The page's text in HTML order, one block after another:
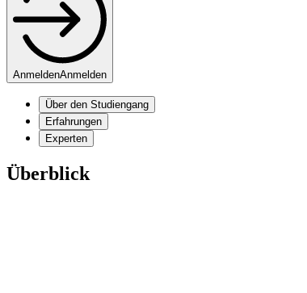
AnmeldenAnmelden
Über den Studiengang
Erfahrungen
Experten
Überblick